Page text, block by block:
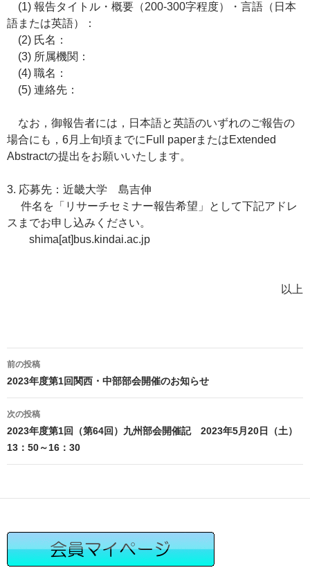
(1) 報告タイトル・概要（200-300字程度）・言語（日本
語または英語）：
(2) 氏名：
(3) 所属機関：
(4) 職名：
(5) 連絡先：
なお，御報告者には，日本語と英語のいずれのご報告の
場合にも，6月上旬頃までにFull paperまたはExtended
Abstractの提出をお願いいたします。
3. 応募先：近畿大学 島吉伸
件名を「リサーチセミナー報告希望」として下記アドレ
スまでお申し込みください。
shima[at]bus.kindai.ac.jp
以上
稿
ナ
ゲ
ー
シ
前の投稿
2023年度第1回関西・中部部会開催のお知らせ
次の投稿
2023年度第1回（第64回）九州部会開催記 2023年5月20日（土）
13：50～16：30